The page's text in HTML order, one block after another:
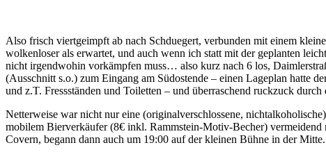
Also frisch viertgeimpft ab nach Schduegert, verbunden mit einem
wolkenloser als erwartet, und auch wenn ich statt mit der geplanten
nicht irgendwohin vorkämpfen muss… also kurz nach 6 los,
(Ausschnitt s.o.) zum Eingang am Südostende – einen Lageplan hatte
und z.T. Fressständen und Toiletten – und überraschend ruckzuck durch
Netterweise war nicht nur eine (originalverschlossene,
mobilem Bierverkäufer (8€ inkl. Rammstein-Motiv-Becher)
Covern, begann dann auch um 19:00 auf der kleinen Bühne in der Mitte.